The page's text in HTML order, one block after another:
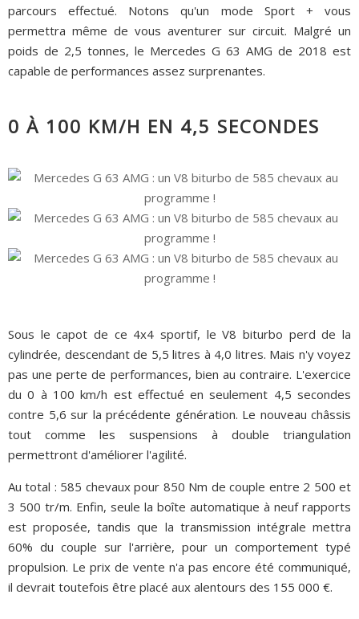
parcours effectué. Notons qu'un mode Sport + vous
permettra même de vous aventurer sur circuit. Malgré un
poids de 2,5 tonnes, le Mercedes G 63 AMG de 2018 est
capable de performances assez surprenantes.
0 À 100 KM/H EN 4,5 SECONDES
Sous le capot de ce 4x4 sportif, le V8 biturbo perd de la
cylindrée, descendant de 5,5 litres à 4,0 litres. Mais n'y voyez
pas une perte de performances, bien au contraire. L'exercice
du 0 à 100 km/h est effectué en seulement 4,5 secondes
contre 5,6 sur la précédente génération. Le nouveau châssis
tout comme les suspensions à double triangulation
permettront d'améliorer l'agilité.
Au total : 585 chevaux pour 850 Nm de couple entre 2 500 et
3 500 tr/m. Enfin, seule la boîte automatique à neuf rapports
est proposée, tandis que la transmission intégrale mettra
60% du couple sur l'arrière, pour un comportement typé
propulsion. Le prix de vente n'a pas encore été communiqué,
il devrait toutefois être placé aux alentours des 155 000 €.